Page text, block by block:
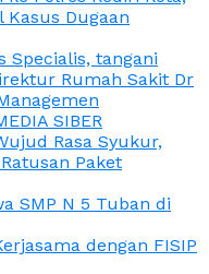
Kasus Dugaan
tangani
Rumah Sakit Dr
SIBER
Rasa Syukur,
Paket
SMP N 5 Tuban di
dengan FISIP